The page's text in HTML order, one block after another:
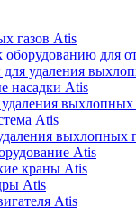
газов Atis
оборудованию для
удаления
насадки Atis
выхлопных
Atis
выхлопных
Atis
краны Atis
Atis
Atis